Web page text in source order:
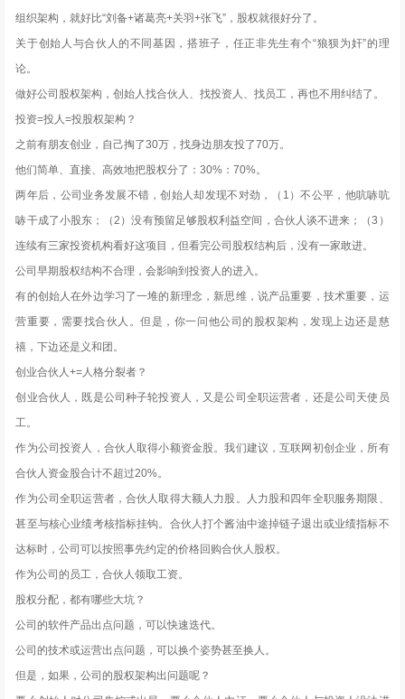
组织架构，就好比“刘备+诸葛亮+关羽+张飞”，股权就很好分了。
关于创始人与合伙人的不同基因，搭班子，任正非先生有个“狼狈为奸”的理
论。
做好公司股权架构，创始人找合伙人、找投资人、找员工，再也不用纠结了。
投资=投人=投股权架构？
之前有朋友创业，自己掏了30万，找身边朋友投了70万。
他们简单、直接、高效地把股权分了：30%：70%。
两年后，公司业务发展不错，创始人却发现不对劲，（1）不公平，他吭哧吭
哧干成了小股东；（2）没有预留足够股权利益空间，合伙人谈不进来；（3）
连续有三家投资机构看好这项目，但看完公司股权结构后，没有一家敢进。
公司早期股权结构不合理，会影响到投资人的进入。
有的创始人在外边学习了一堆的新理念，新思维，说产品重要，技术重要，运
营重要，需要找合伙人。但是，你一问他公司的股权架构，发现上边还是慈
禧，下边还是义和团。
创业合伙人+=人格分裂者？
创业合伙人，既是公司种子轮投资人，又是公司全职运营者，还是公司天使员
工。
作为公司投资人，合伙人取得小额资金股。我们建议，互联网初创企业，所有
合伙人资金股合计不超过20%。
作为公司全职运营者，合伙人取得大额人力股。人力股和四年全职服务期限、
甚至与核心业绩考核指标挂钩。合伙人打个酱油中途掉链子退出或业绩指标不
达标时，公司可以按照事先约定的价格回购合伙人股权。
作为公司的员工，合伙人领取工资。
股权分配，都有哪些大坑？
公司的软件产品出点问题，可以快速迭代。
公司的技术或运营出点问题，可以换个姿势甚至换人。
但是，如果，公司的股权架构出问题呢？